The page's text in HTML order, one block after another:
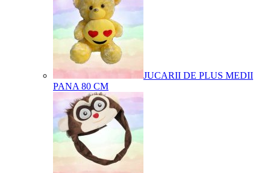
JUCARII DE PLUS MEDII
PANA 80 CM